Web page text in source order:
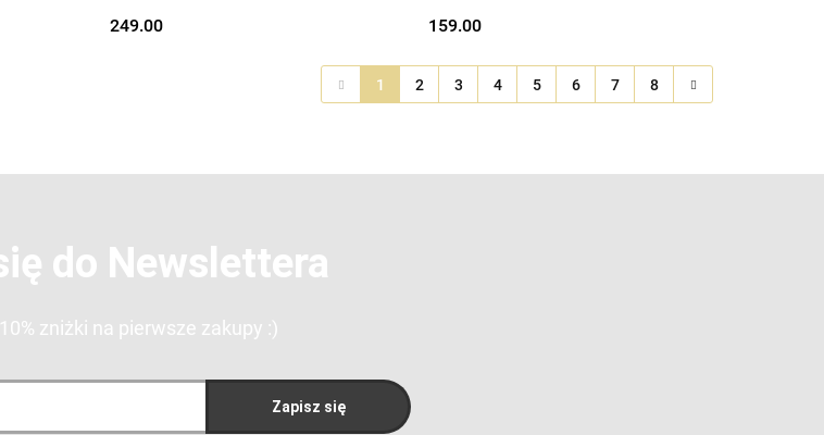
249.00
159.00
1 2 3 4 5 6 7 8
do Newslettera
zniżki na pierwsze zakupy :)